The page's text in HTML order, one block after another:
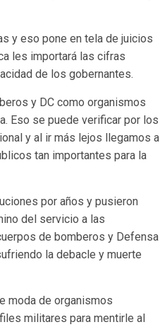
y eso pone en tela de juicios
les importará las cifras
de los gobernantes.
y DC como organismos
Eso se puede verificar por los
y al ir más lejos llegamos a
tan importantes para la
por años y pusieron
del servicio a las
de bomberos y Defensa
la debacle y muerte
moda de organismos
militares para mentirle al